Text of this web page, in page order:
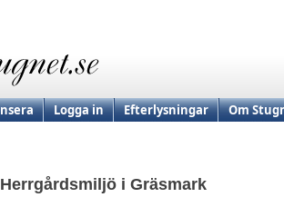
Logga in Efterlysningar Om
i Gräsmark